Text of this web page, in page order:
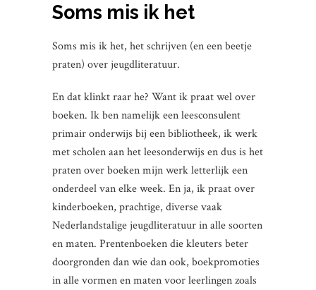
Soms mis ik het
Soms mis ik het, het schrijven (en een beetje
praten) over jeugdliteratuur.
En dat klinkt raar he? Want ik praat wel over
boeken. Ik ben namelijk een leesconsulent
primair onderwijs bij een bibliotheek, ik werk
met scholen aan het leesonderwijs en dus is het
praten over boeken mijn werk letterlijk een
onderdeel van elke week. En ja, ik praat over
kinderboeken, prachtige, diverse vaak
Nederlandstalige jeugdliteratuur in alle soorten
en maten. Prentenboeken die kleuters beter
doorgronden dan wie dan ook, boekpromoties
in alle vormen en maten voor leerlingen zoals